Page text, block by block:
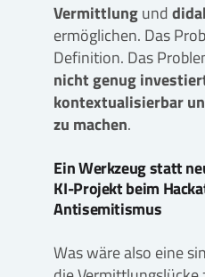
Vermittlungund
ermöglichen. Das
Definition. Das
nicht genug
kontextualisierbar
zu machen.
Ein Werkzeug statt
KI-Projekt beim
Antisemitismus
Was wäre also eine